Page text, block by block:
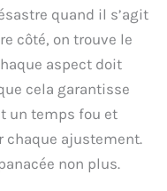
quand il s’agit
côté, on trouve le
aspect doit
cela garantisse
un temps fou et
chaque ajustement.
non plus.